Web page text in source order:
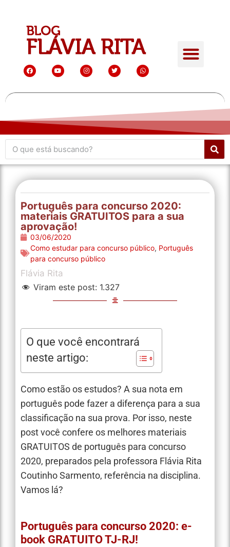
Português para concurso 2020:
materiais GRATUITOS para a sua
aprovação!
03/06/2020
Como estudar para concurso público, Português
para concurso público
Flávia Rita
Viram este post: 1.327
O que você encontrará
neste artigo:
Como estão os estudos? A sua nota em
português pode fazer a diferença para a sua
classificação na sua prova. Por isso, neste
post você confere os melhores materiais
GRATUITOS de português para concurso
2020, preparados pela professora Flávia Rita
Coutinho Sarmento, referência na disciplina.
Vamos lá?
Português para concurso 2020: e-
book GRATUITO TJ-RJ!